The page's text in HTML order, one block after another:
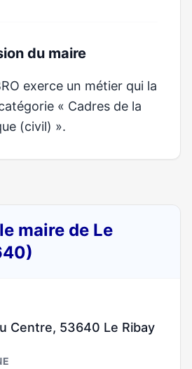
du maire
exerce un métier qui la
« Cadres de la
(civil) ».
maire de Le
Centre, 53640 Le Ribay